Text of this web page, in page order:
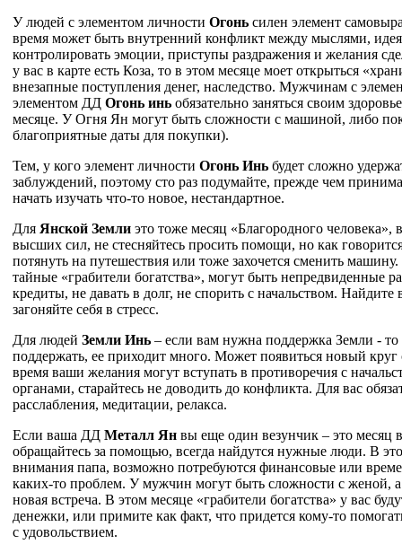
У людей с элементом личности Огонь силен элемент
время может быть внутренний конфликт между мыслями,
контролировать эмоции, приступы раздражения и желания
у вас в карте есть Коза, то в этом месяце моет открыться
внезапные поступления денег, наследство. Мужчинам с
элементом ДД Огонь инь обязательно заняться своим
месяце. У Огня Ян могут быть сложности с машиной, либо
благоприятные даты для покупки).
Тем, у кого элемент личности Огонь Инь будет сложно
заблуждений, поэтому сто раз подумайте, прежде чем
начать изучать что-то новое, нестандартное.
Для Янской Земли это тоже месяц «Благородного человека»,
высших сил, не стесняйтесь просить помощи, но как
потянуть на путешествия или тоже захочется сменить
тайные «грабители богатства», могут быть непредвиденные
кредиты, не давать в долг, не спорить с начальством. Найдите
загоняйте себя в стресс.
Для людей Земли Инь – если вам нужна поддержка Земли - то
поддержать, ее приходит много. Может появиться новый
время ваши желания могут вступать в противоречия с
органами, старайтесь не доводить до конфликта. Для вас
расслабления, медитации, релакса.
Если ваша ДД Металл Ян вы еще один везунчик – это месяц
обращайтесь за помощью, всегда найдутся нужные люди. В
внимания папа, возможно потребуются финансовые или
каких-то проблем. У мужчин могут быть сложности с женой,
новая встреча. В этом месяце «грабители богатства» у вас
денежки, или примите как факт, что придется кому-то
с удовольствием.